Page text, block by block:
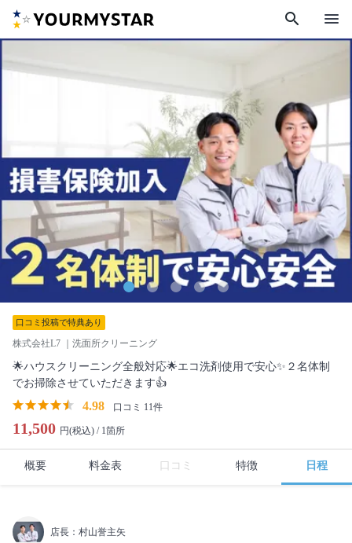
search menu
口コミ投稿で特典あり
株式会社L7 ｜洗面所クリーニング
🌟ハウスクリーニング全般対応🌟エコ洗剤使用で安心✨２名体制
でお掃除させていただきます👍
4.98 口コミ 11件
11,500 円(税込) / 1箇所
概要 料金表 口コミ 特徴 日程
店長：村山誉主矢